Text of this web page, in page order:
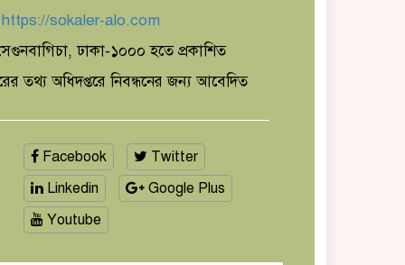
https://sokaler-alo.com
ঢাকা-১০০০ হতে প্রকাশিত
তথ্য অধিদপ্তরে নিবন্ধনের জন্য আবেদিত
Facebook
Twitter
Linkedin
Google Plus
Youtube